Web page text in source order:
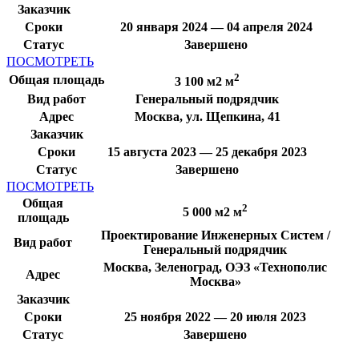
Заказчик
Сроки
20 января 2024 — 04 апреля 2024
Статус
Завершено
ПОСМОТРЕТЬ
Общая площадь
3 100 м2 м2
Вид работ
Генеральный подрядчик
Адрес
Москва, ул. Щепкина, 41
Заказчик
Сроки
15 августа 2023 — 25 декабря 2023
Статус
Завершено
ПОСМОТРЕТЬ
Общая
площадь
5 000 м2 м2
Вид работ
Проектирование Инженерных Систем /
Генеральный подрядчик
Адрес
Москва, Зеленоград, ОЭЗ «Технополис
Москва»
Заказчик
Сроки
25 ноября 2022 — 20 июля 2023
Статус
Завершено